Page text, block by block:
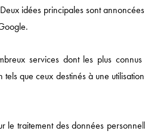
idées principales sont
services dont les plus
que ceux destinés à une
traitement des données